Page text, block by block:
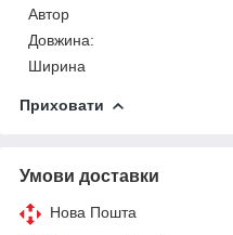
Автор
Довжина:
Ширина
Приховати
Умови доставки
Нова Пошта